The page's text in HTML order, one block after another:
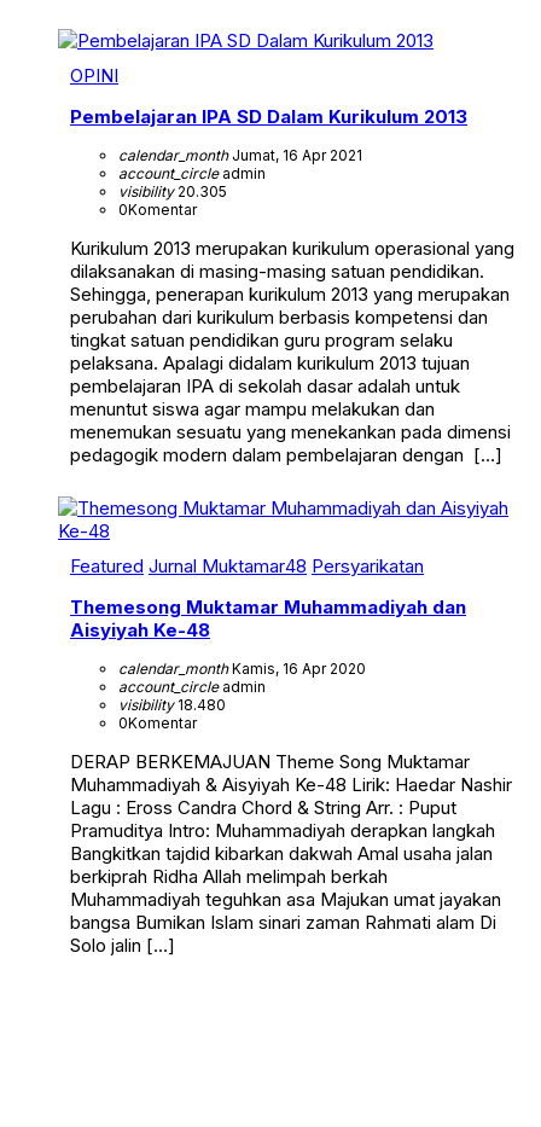
OPINI
Pembelajaran IPA SD Dalam Kurikulum 2013
calendar_monthJumat, 16 Apr 2021
account_circleadmin
visibility20.305
0Komentar
Kurikulum 2013 merupakan kurikulum operasional yang
dilaksanakan di masing-masing satuan pendidikan.
Sehingga, penerapan kurikulum 2013 yang merupakan
perubahan dari kurikulum berbasis kompetensi dan
tingkat satuan pendidikan guru program selaku
pelaksana. Apalagi didalam kurikulum 2013 tujuan
pembelajaran IPA di sekolah dasar adalah untuk
menuntut siswa agar mampu melakukan dan
menemukan sesuatu yang menekankan pada dimensi
pedagogik modern dalam pembelajaran dengan […]
Featured Jurnal Muktamar48 Persyarikatan
Themesong Muktamar Muhammadiyah dan
Aisyiyah Ke-48
calendar_monthKamis, 16 Apr 2020
account_circleadmin
visibility18.480
0Komentar
DERAP BERKEMAJUAN Theme Song Muktamar
Muhammadiyah & Aisyiyah Ke-48 Lirik: Haedar Nashir
Lagu : Eross Candra Chord & String Arr. : Puput
Pramuditya Intro: Muhammadiyah derapkan langkah
Bangkitkan tajdid kibarkan dakwah Amal usaha jalan
berkiprah Ridha Allah melimpah berkah
Muhammadiyah teguhkan asa Majukan umat jayakan
bangsa Bumikan Islam sinari zaman Rahmati alam Di
Solo jalin […]